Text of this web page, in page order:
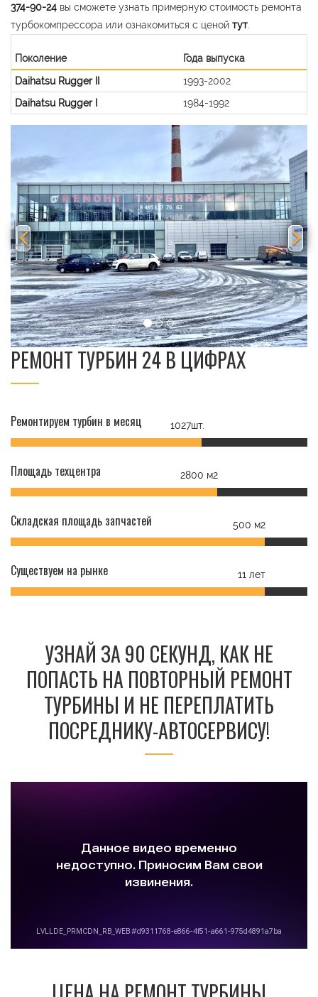
374-90-24 вы сможете узнать примерную стоимость ремонта
турбокомпрессора или ознакомиться с ценой тут
Поколение
Года выпуска
Daihatsu Rugger II
1993-2002
Daihatsu Rugger I
1984-1992
РЕМОНТ ТУРБИН 24 В ЦИФРАХ
Ремонтируем турбин в месяц 1027шт.
Площадь техцентра 2800 м2
Складская площадь запчастей 500 м2
Существуем на рынке 11 лет
УЗНАЙ ЗА 90 СЕКУНД, КАК НЕ
ПОПАСТЬ НА ПОВТОРНЫЙ РЕМОНТ
ТУРБИНЫ И НЕ ПЕРЕПЛАТИТЬ
ПОСРЕДНИКУ-АВТОСЕРВИСУ!